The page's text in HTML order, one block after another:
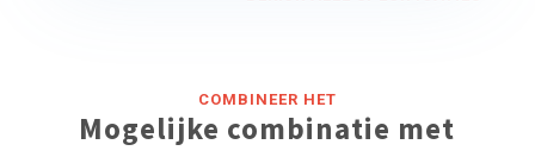
COMBINEER HET
Mogelijke combinatie met